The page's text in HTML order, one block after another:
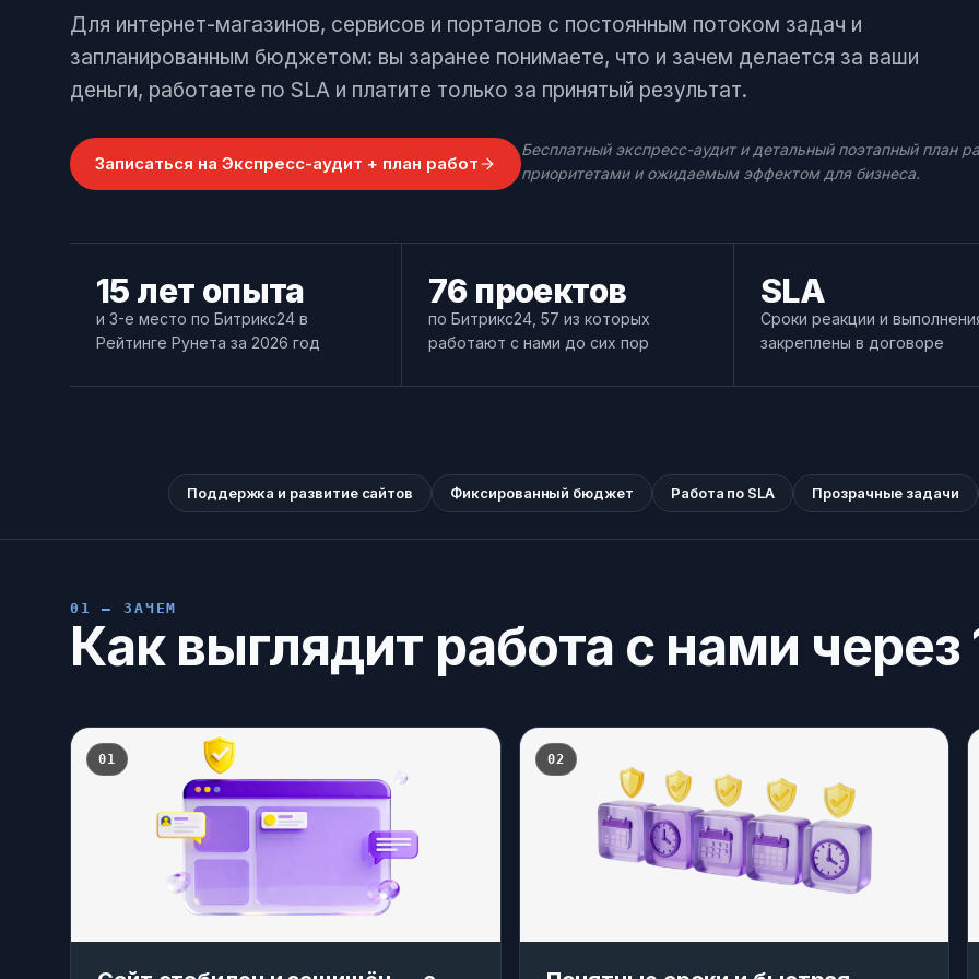
+7 (495) 215-52-91 · Пн–Пт, 10–19 МСК
Оставить заявку
Для интернет-магазинов, сервисов и порталов с постоянным потоком задач и
запланированным бюджетом: вы заранее понимаете, что и зачем делается за ваши
деньги, работаете по SLA и платите только за принятый результат.
Записаться на Экспресс-аудит + план работ
Бесплатный экспресс-аудит и детальный поэтапный план
приоритетами и ожидаемым эффектом для бизнеса.
15 лет опыта
и 3-е место по Битрикс24 в
Рейтинге Рунета за 2026 год
76 проектов
по Битрикс24, 57 из которых
работают с нами до сих пор
SLA
Сроки реакции и
закреплены в договоре
Поддержка и развитие сайтов Фиксированный бюджет Работа по SLA Прозрачные задачи
01 — ЗАЧЕМ
Как выглядит работа с нами через
01 02